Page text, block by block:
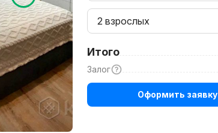
2 взрослых
Итого
Залог
Оформить заявку